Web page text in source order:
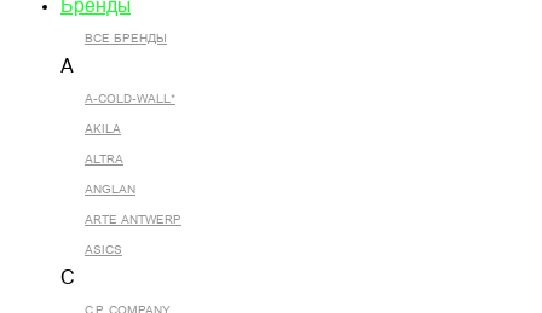
Бренды
ВСЕ БРЕНДЫ
A
A-COLD-WALL*
AKILA
ALTRA
ANGLAN
ARTE ANTWERP
ASICS
C